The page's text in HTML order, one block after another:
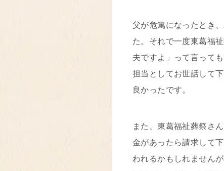
父が危篤になったとき
た。それで一度東葛福
夫ですよ」って言って
担当としてお世話して
良かったです。
また、東葛福祉葬祭さ
金があったら請求して
われるかもしれません